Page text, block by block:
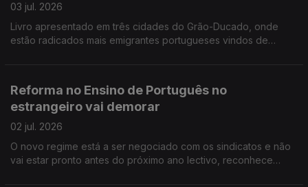
03 jul. 2026
Livro apresentado em três cidades do Grão-Ducado, onde
estão radicados mais emigrantes portugueses vindos de
Reforma no Ensino de Português no
estrangeiro vai demorar
02 jul. 2026
O novo regime está a ser negociado com os sindicatos e não
vai estar pronto antes do próximo ano lectivo, reconhece